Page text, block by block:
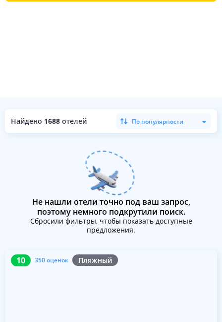
Найдено 1688 отелей По популярности
Не нашли отели точно под ваш запрос,
поэтому немного подкрутили поиск.
Сбросили фильтры, чтобы показать доступные
предложения.
10 350 оценок Пляжный
10 350 оценок